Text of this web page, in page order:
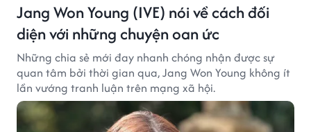
Jang Won Young (IVE) nói về cách đối
diện với những chuyện oan ức
Những chia sẻ mới đay nhanh chóng nhận được sự
quan tâm bởi thời gian qua, Jang Won Young không ít
lần vướng tranh luận trên mạng xã hội.